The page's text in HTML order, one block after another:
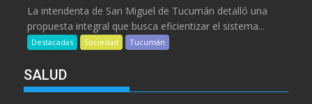
La intendenta de San Miguel de Tucumán detalló una
propuesta integral que busca eficientizar el sistema...
Destacadas Sociedad Tucumán
SALUD